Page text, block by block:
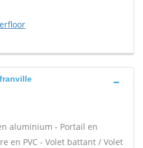
aluminium - Portail en
en PVC - Volet battant / Volet